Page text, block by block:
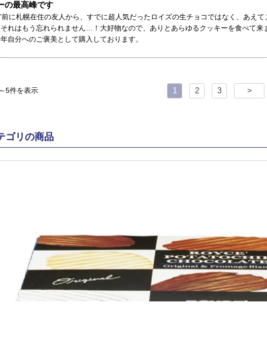
の最高峰です
に札幌在住の友人から、すでに超人気だったロイズの生チョコではなく、あえ
れはもう忘れられません…！大好物なので、ありとあらゆるクッキーを食べて
自分へのご褒美として購入しております。
5件を表示 1 2 3 >
ゴリの商品